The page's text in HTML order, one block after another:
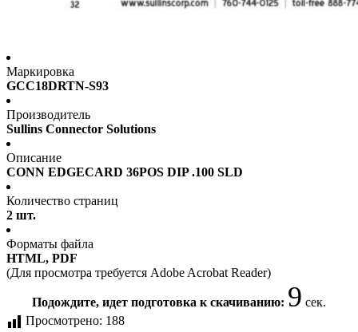
Маркировка
GCC18DRTN-S93
Производитель
Sullins Connector Solutions
Описание
CONN EDGECARD 36POS DIP .100 SLD
Количество страниц
2 шт.
Форматы файла
HTML, PDF
(Для просмотра требуется Adobe Acrobat Reader)
Подождите, идет подготовка к скачиванию: 9 сек.
Просмотрено: 188